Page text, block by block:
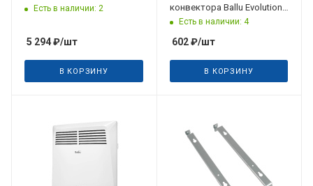
Есть в наличии: 2
5 294₽/шт
В КОРЗИНУ
конвектора Ballu Evolution
Transformer
Есть в наличии: 4
602₽/шт
В КОРЗИНУ